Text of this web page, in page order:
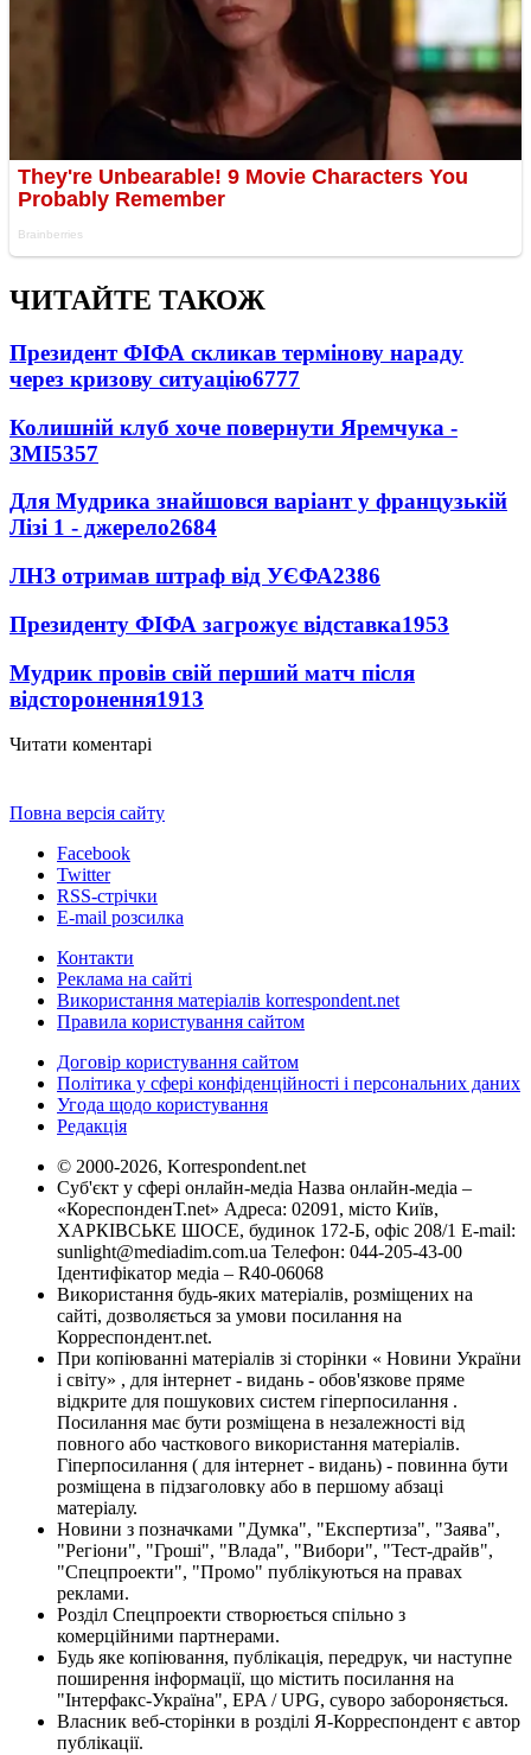
ЧИТАЙТЕ ТАКОЖ
Президент ФІФА скликав термінову нараду
через кризову ситуацію6777
Колишній клуб хоче повернути Яремчука -
ЗМІ5357
Для Мудрика знайшовся варіант у французькій
Лізі 1 - джерело2684
ЛНЗ отримав штраф від УЄФА2386
Президенту ФІФА загрожує відставка1953
Мудрик провів свій перший матч після
відсторонення1913
Читати коментарі
Повна версія сайту
Facebook
Twitter
RSS-стрічки
E-mail розсилка
Контакти
Реклама на сайті
Використання матеріалів korrespondent.net
Правила користування сайтом
Договір користування сайтом
Політика у сфері конфіденційності і персональних даних
Угода щодо користування
Редакція
© 2000-2026, Korrespondent.net
Суб'єкт у сфері онлайн-медіа Назва онлайн-медіа –
«КореспонденТ.net» Адреса: 02091, місто Київ,
ХАРКІВСЬКЕ ШОСЕ, будинок 172-Б, офіс 208/1 E-mail:
sunlight@mediadim.com.ua Телефон: 044-205-43-00
Ідентифікатор медіа – R40-06068
Використання будь-яких матеріалів, розміщених на
сайті, дозволяється за умови посилання на
Корреспондент.net.
При копіюванні матеріалів зі сторінки « Новини України
і світу» , для інтернет - видань - обов'язкове пряме
відкрите для пошукових систем гіперпосилання .
Посилання має бути розміщена в незалежності від
повного або часткового використання матеріалів.
Гіперпосилання ( для інтернет - видань) - повинна бути
розміщена в підзаголовку або в першому абзаці
матеріалу.
Новини з позначками "Думка", "Експертиза", "Заява",
"Регіони", "Гроші", "Влада", "Вибори", "Тест-драйв",
"Спецпроекти", "Промо" публікуються на правах
реклами.
Розділ Спецпроекти створюється спільно з
комерційними партнерами.
Будь яке копіювання, публікація, передрук, чи наступне
поширення інформації, що містить посилання на
"Інтерфакс-Україна", EPA / UPG, суворо забороняється.
Власник веб-сторінки в розділі Я-Корреспондент є автор
публікації.